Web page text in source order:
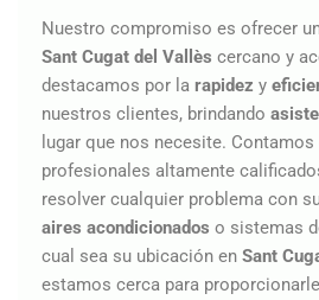
Nuestro compromiso es ofrecer
Sant Cugat del Vallès cercano y
destacamos por la rapidez y
nuestros clientes, brindando
lugar que nos necesite.
profesionales altamente
resolver cualquier problema con
aires acondicionados o sistemas
cual sea su ubicación en Sant
estamos cerca para